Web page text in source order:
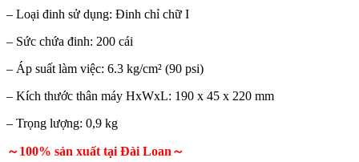
– Loại đinh sử dụng: Đinh chỉ chữ I
– Sức chứa đinh: 200 cái
– Áp suất làm việc: 6.3 kg/cm² (90 psi)
– Kích thước thân máy HxWxL: 190 x 45 x 220 mm
– Trọng lượng: 0,9 kg
～100% sản xuất tại Đài Loan～